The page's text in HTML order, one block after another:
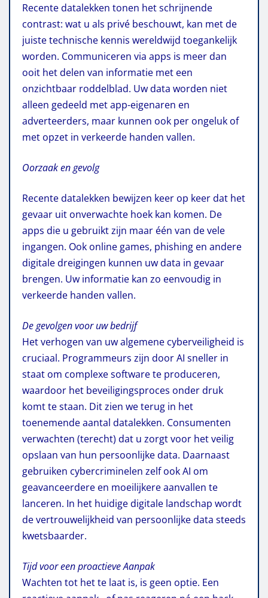
Recente datalekken tonen het schrijnende
contrast: wat u als privé beschouwt, kan met de
juiste technische kennis wereldwijd toegankelijk
worden. Communiceren via apps is meer dan
ooit het delen van informatie met een
onzichtbaar roddelblad. Uw data worden niet
alleen gedeeld met app-eigenaren en
adverteerders, maar kunnen ook per ongeluk of
met opzet in verkeerde handen vallen.
Oorzaak en gevolg
Recente datalekken bewijzen keer op keer dat het
gevaar uit onverwachte hoek kan komen. De
apps die u gebruikt zijn maar één van de vele
ingangen. Ook online games, phishing en andere
digitale dreigingen kunnen uw data in gevaar
brengen. Uw informatie kan zo eenvoudig in
verkeerde handen vallen.
De gevolgen voor uw bedrijf
Het verhogen van uw algemene cyberveiligheid is
cruciaal. Programmeurs zijn door AI sneller in
staat om complexe software te produceren,
waardoor het beveiligingsproces onder druk
komt te staan. Dit zien we terug in het
toenemende aantal datalekken. Consumenten
verwachten (terecht) dat u zorgt voor het veilig
opslaan van hun persoonlijke data. Daarnaast
gebruiken cybercriminelen zelf ook AI om
geavanceerdere en moeilijkere aanvallen te
lanceren. In het huidige digitale landschap wordt
de vertrouwelijkheid van persoonlijke data steeds
kwetsbaarder.
Tijd voor een proactieve Aanpak
Wachten tot het te laat is, is geen optie. Een